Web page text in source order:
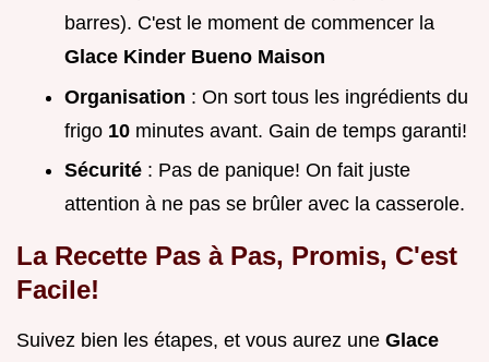
barres). C'est le moment de commencer la
Glace Kinder Bueno Maison
Organisation : On sort tous les ingrédients du
frigo 10 minutes avant. Gain de temps garanti!
Sécurité : Pas de panique! On fait juste
attention à ne pas se brûler avec la casserole.
La Recette Pas à Pas, Promis, C'est
Facile!
Suivez bien les étapes, et vous aurez une Glace